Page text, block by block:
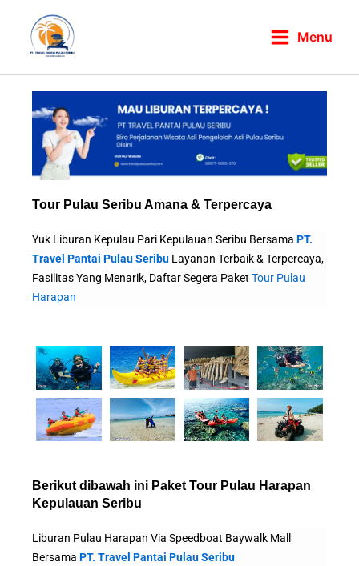
content
Menu
Tour Pulau Seribu Amana & Terpercaya
Yuk Liburan Kepulau Pari Kepulauan Seribu Bersama PT.
Travel Pantai Pulau Seribu Layanan Terbaik & Terpercaya,
Fasilitas Yang Menarik, Daftar Segera Paket Tour Pulau
Harapan
Berikut dibawah ini Paket Tour Pulau Harapan
Kepulauan Seribu
Liburan Pulau Harapan Via Speedboat Baywalk Mall
Bersama PT. Travel Pantai Pulau Seribu